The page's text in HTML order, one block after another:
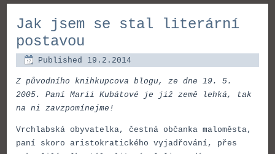
Jak jsem se stal literární
postavou
Published 19.2.2014
Z původního knihkupcova blogu, ze dne 19. 5.
2005. Paní Marii Kubátové je již země lehká, tak
na ni zavzpomínejme!
Vrchlabská obyvatelka, čestná občanka maloměsta,
paní skoro aristokratického vyjadřování, přes